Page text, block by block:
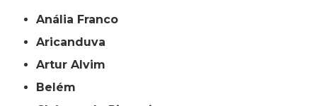
Anália Franco
Aricanduva
Artur Alvim
Belém